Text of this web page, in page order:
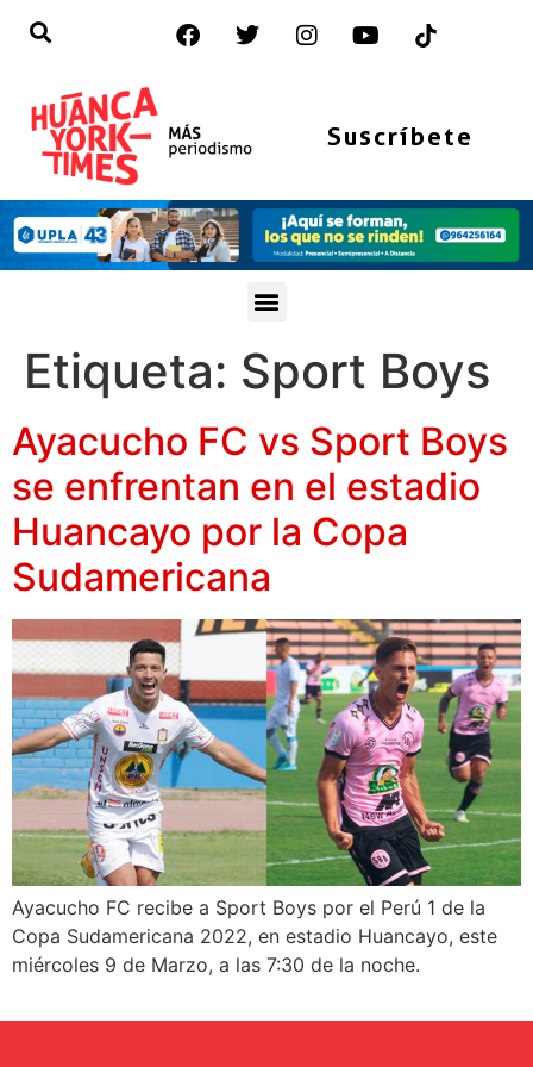
Suscríbete
Etiqueta: Sport Boys
Ayacucho FC vs Sport Boys
se enfrentan en el estadio
Huancayo por la Copa
Sudamericana
Ayacucho FC recibe a Sport Boys por el Perú 1 de la
Copa Sudamericana 2022, en estadio Huancayo, este
miércoles 9 de Marzo, a las 7:30 de la noche.